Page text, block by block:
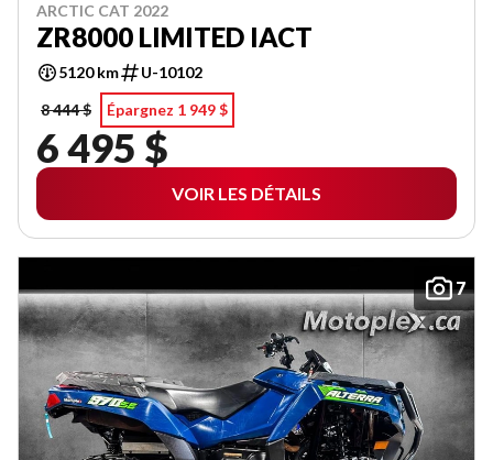
ARCTIC CAT 2022
ZR8000 LIMITED IACT
5120 km
U-10102
8 444 $
Épargnez 1 949 $
6 495 $
VOIR LES DÉTAILS
7